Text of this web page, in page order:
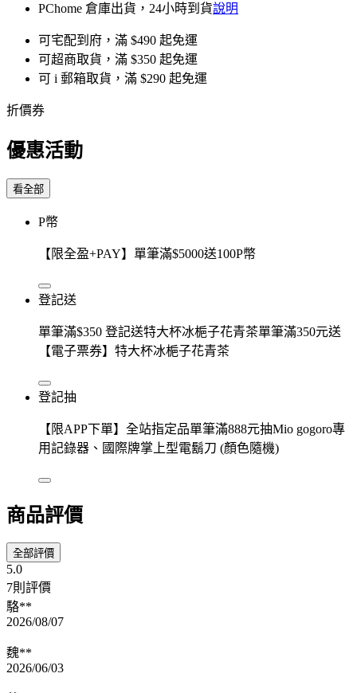
PChome 倉庫出貨，24小時到貨說明
可宅配到府，滿 $490 起免運
可超商取貨，滿 $350 起免運
可 i 郵箱取貨，滿 $290 起免運
折價券
優惠活動
看全部
P幣
【限全盈+PAY】單筆滿$5000送100P幣
登記送
單筆滿$350 登記送特大杯冰梔子花青茶單筆滿350元送
【電子票券】特大杯冰梔子花青茶
登記抽
【限APP下單】全站指定品單筆滿888元抽Mio gogoro專
用記錄器、國際牌掌上型電鬍刀 (顏色隨機)
商品評價
全部評價
5.0
7則評價
駱**
2026/08/07
魏**
2026/06/03